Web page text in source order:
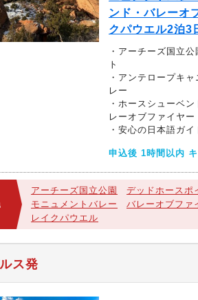
ンド・バレーオ
クパウエル2泊3
・アーチーズ国立
ト
・アンテロープキ
レー
・ホースシューベ
レーオブファイヤー
・安心の日本語ガイ
申込後 1時間以内
アーチーズ国立公園 デッドホースポ
モニュメントバレー
バレーオブファ
レイクパウエル
ス発